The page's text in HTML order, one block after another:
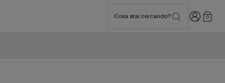
Cosa stai cercando? Accedi
0